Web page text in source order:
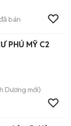
bán
PHÚ MỸ C2
Dương mới)